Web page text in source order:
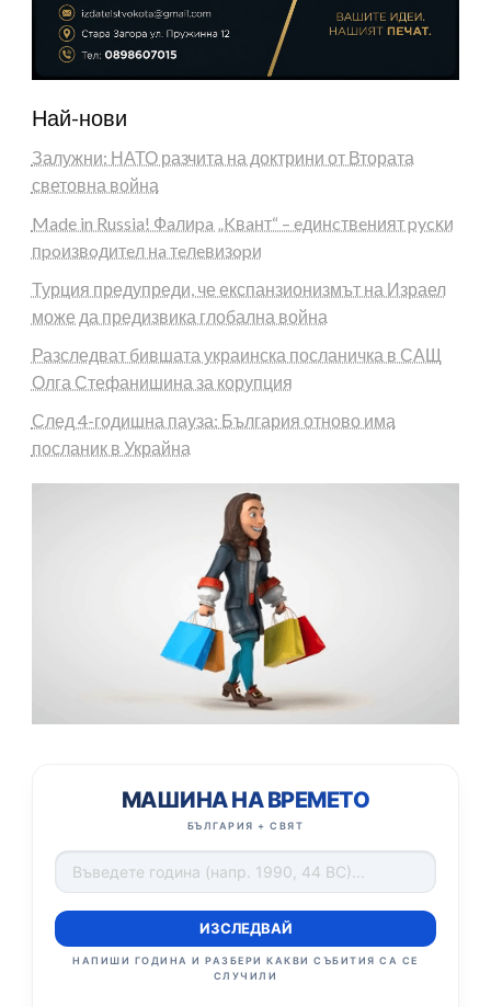
Най-нови
Залужни: НАТО разчита на доктрини от Втората
световна война
Made in Russia! Фaлиpa „Kвaнт“ – eдинcтвeният pycĸи
пpoизвoдитeл нa тeлeвизopи
Турция предупреди, че експанзионизмът на Израел
може да предизвика глобална война
Разследват бившата украинска посланичка в САЩ
Олга Стефанишина за корупция
След 4-годишна пауза: България отново има
посланик в Украйна
МАШИНА НА ВРЕМЕТО
БЪЛГАРИЯ + СВЯТ
ИЗСЛЕДВАЙ
НАПИШИ ГОДИНА И РАЗБЕРИ КАКВИ СЪБИТИЯ СА СЕ
СЛУЧИЛИ